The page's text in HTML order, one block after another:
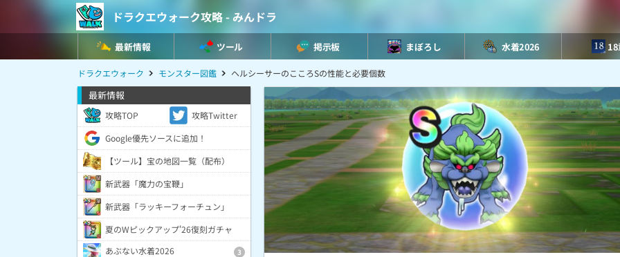
ドラクエウォーク攻略 - みんドラ
最新情報 ツール 掲示板 まぼろし 水着2026 18
ドラクエウォーク モンスター図鑑 ヘルシーサーのこころSの性能と必要個数
最新情報
攻略TOP
攻略Twitter
Google優先ソースに追加！
【ツール】宝の地図一覧（配布）
新武器「魔力の宝鞭」
新武器「ラッキーフォーチュン」
夏のWピックアップ'26復刻ガチャ
あぶない水着2026
3